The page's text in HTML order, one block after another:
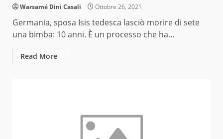
Warsamé Dini Casali Ottobre 26, 2021
Germania, sposa Isis tedesca lasciò morire di sete
una bimba: 10 anni. È un processo che ha...
Read More